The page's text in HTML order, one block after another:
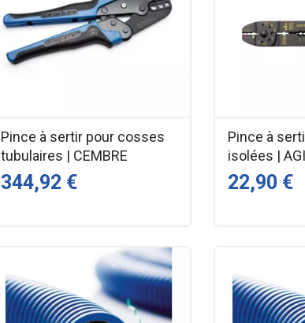
Pince à sertir pour cosses
tubulaires | CEMBRE
344,92 €
Pince à
isolées | AGI
22,90 €